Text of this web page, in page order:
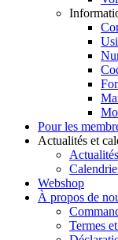
Pour les
Actualités et
Actualités
Webshop
À propos de
Termes